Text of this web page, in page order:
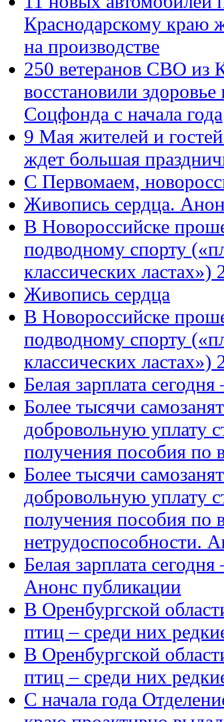
Краснодарскому краю
на производстве
250 ветеранов СВО из
восстановили
Соцфонда с начала года
9 Мая жителей и
ждет большая
C Первомаем,
Живопись сердца.
В Новороссийске
подводному спорту
классических
Живопись сердца
В Новороссийске
подводному спорту
классических ластах»)
Белая зарплата
Более тысячи
добровольную уплату
получения пособия по
Более тысячи
добровольную уплату
получения пособия по
нетрудоспособности.
Белая зарплата
Анонс публикации
В Оренбургской
птиц – среди них
В Оренбургской
птиц – среди них
С начала года